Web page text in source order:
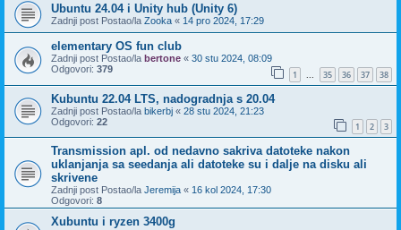
Ubuntu 24.04 i Unity hub (Unity 6)
Zadnji post Postao/la Zooka « 14 pro 2024, 17:29
elementary OS fun club
Zadnji post Postao/la bertone « 30 stu 2024, 08:09
Odgovori: 379 1 ... 35 36 37 38
Kubuntu 22.04 LTS, nadogradnja s 20.04
Zadnji post Postao/la bikerbj « 28 stu 2024, 21:23
Odgovori: 22 1 2 3
Transmission apl. od nedavno sakriva datoteke nakon
uklanjanja sa seedanja ali datoteke su i dalje na disku ali
skrivene
Zadnji post Postao/la Jeremija « 16 kol 2024, 17:30
Odgovori: 8
Xubuntu i ryzen 3400g